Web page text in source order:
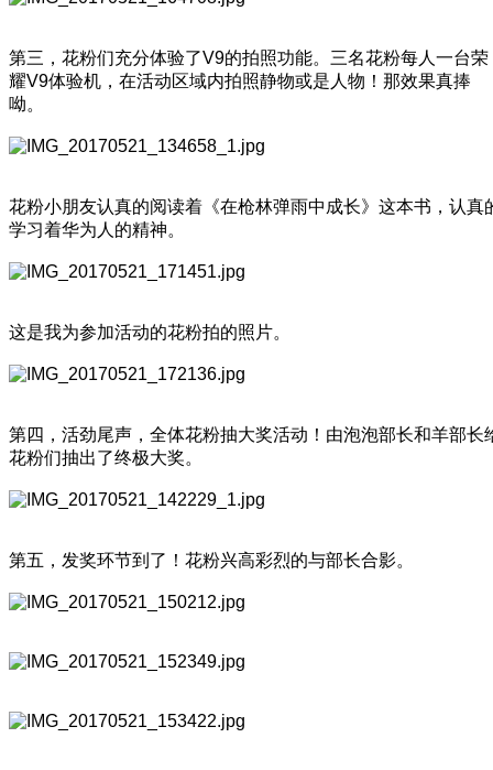
第三，花粉们充分体验了V9的拍照功能。三名花粉每人一台荣
耀V9体验机，在活动区域内拍照静物或是人物！那效果真捧
呦。
花粉小朋友认真的阅读着《在枪林弹雨中成长》这本书，认真
学习着华为人的精神。
这是我为参加活动的花粉拍的照片。
第四，活劲尾声，全体花粉抽大奖活动！由泡泡部长和羊部长
花粉们抽出了终极大奖。
第五，发奖环节到了！花粉兴高彩烈的与部长合影。